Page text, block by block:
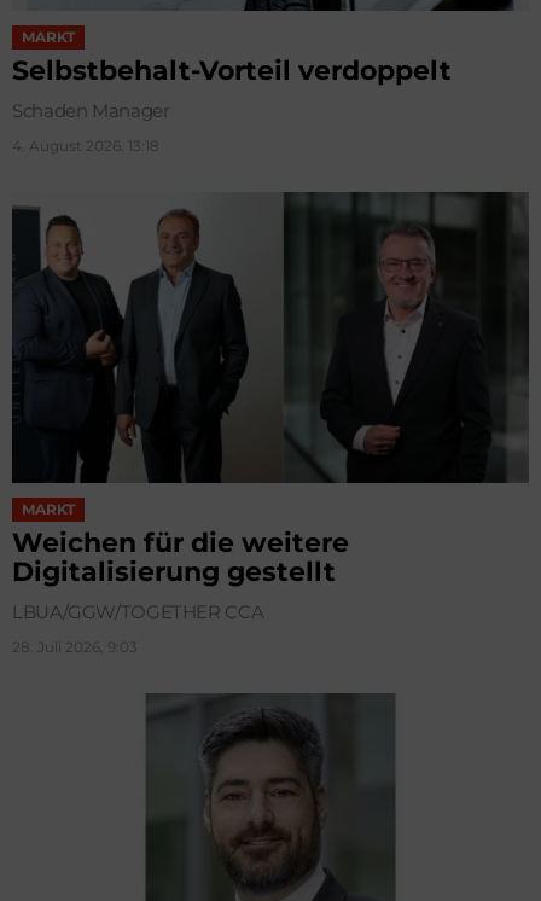
MARKT
Selbstbehalt-Vorteil verdoppelt
Schaden Manager
4. August 2026, 13:18
MARKT
Weichen für die weitere
Digitalisierung gestellt
LBUA/GGW/TOGETHER CCA
28. Juli 2026, 9:03